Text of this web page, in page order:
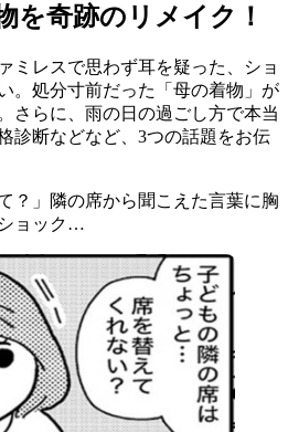
を奇跡のリメイク！
ミレスで思わず耳を疑った、ショ
。処分寸前だった「母の着物」が
さらに、雨の日の過ごし方で本当
診断などなど、3つの話題をお伝
？」隣の席から聞こえた言葉に胸
ョック…